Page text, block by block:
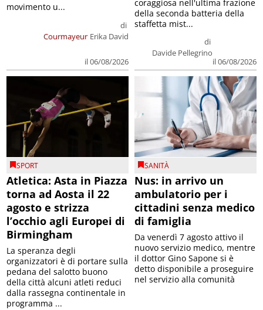
Courmayeur
di
Erika David
il 06/08/2026
movimento u...
di
Davide Pellegrino
il 06/08/2026
coraggiosa nell'ultima frazione
della seconda batteria della
staffetta mist...
SPORT
Atletica: Asta in Piazza
torna ad Aosta il 22
agosto e strizza
l’occhio agli Europei di
Birmingham
La speranza degli
organizzatori è di portare sulla
pedana del salotto buono
della città alcuni atleti reduci
dalla rassegna continentale in
programma ...
SANITÀ
Nus: in arrivo un
ambulatorio per i
cittadini senza medico
di famiglia
Da venerdì 7 agosto attivo il
nuovo servizio medico, mentre
il dottor Gino Sapone si è
detto disponibile a proseguire
nel servizio alla comunità